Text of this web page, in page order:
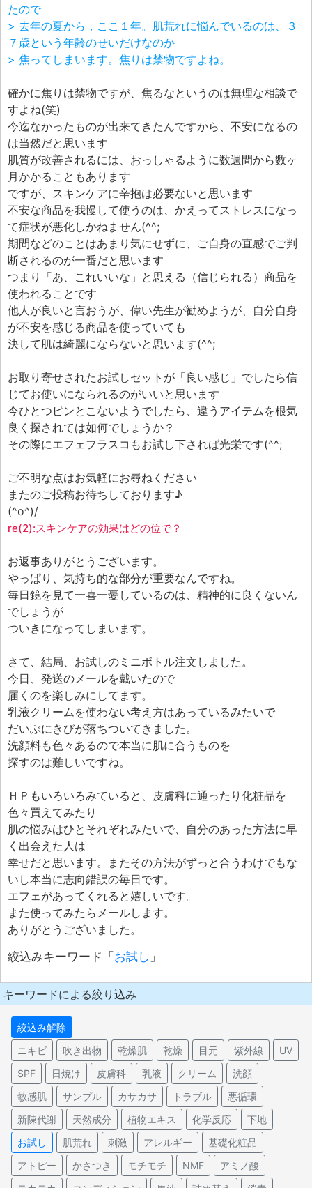
たので
> 去年の夏から，ここ１年。肌荒れに悩んでいるのは、３
７歳という年齢のせいだけなのか
> 焦ってしまいます。焦りは禁物ですよね。
確かに焦りは禁物ですが、焦るなというのは無理な相談で
すよね(笑)
今迄なかったものが出来てきたんですから、不安になるの
は当然だと思います
肌質が改善されるには、おっしゃるように数週間から数ヶ
月かかることもあります
ですが、スキンケアに辛抱は必要ないと思います
不安な商品を我慢して使うのは、かえってストレスになっ
て症状が悪化しかねません(^^;
期間などのことはあまり気にせずに、ご自身の直感でご判
断されるのが一番だと思います
つまり「あ、これいいな」と思える（信じられる）商品を
使われることです
他人が良いと言おうが、偉い先生が勧めようが、自分自身
が不安を感じる商品を使っていても
決して肌は綺麗にならないと思います(^^;
お取り寄せされたお試しセットが「良い感じ」でしたら信
じてお使いになられるのがいいと思います
今ひとつピンとこないようでしたら、違うアイテムを根気
良く探されては如何でしょうか？
その際にエフェフラスコもお試し下されば光栄です(^^;
ご不明な点はお気軽にお尋ねください
またのご投稿お待ちしております♪
(^o^)/
re(2):スキンケアの効果はどの位で？
お返事ありがとうございます。
やっぱり、気持ち的な部分が重要なんですね。
毎日鏡を見て一喜一憂しているのは、精神的に良くないん
でしょうが
ついきになってしまいます。
さて、結局、お試しのミニボトル注文しました。
今日、発送のメールを戴いたので
届くのを楽しみにしてます。
乳液クリームを使わない考え方はあっているみたいで
だいぶにきびが落ちついてきました。
洗顔料も色々あるので本当に肌に合うものを
探すのは難しいですね。
ＨＰもいろいろみていると、皮膚科に通ったり化粧品を
色々買えてみたり
肌の悩みはひとそれぞれみたいで、自分のあった方法に早
く出会えた人は
幸せだと思います。またその方法がずっと合うわけでもな
いし本当に志向錯誤の毎日です。
エフェがあってくれると嬉しいです。
また使ってみたらメールします。
ありがとうございました。
絞込みキーワード「 お試し 」
キーワードによる絞り込み
絞込み解除
ニキビ
吹き出物 乾燥肌 乾燥 目元 紫外線
UV
SPF
日焼け 皮膚科 乳液 クリーム
洗顔
敏感肌
サンプル カサカサ トラブル
悪循環
新陳代謝
天然成分 植物エキス 化学反応
下地
お試し
肌荒れ 刺激 アレルギー
基礎化粧品
アトピー
かさつき モチモチ NMF
アミノ酸